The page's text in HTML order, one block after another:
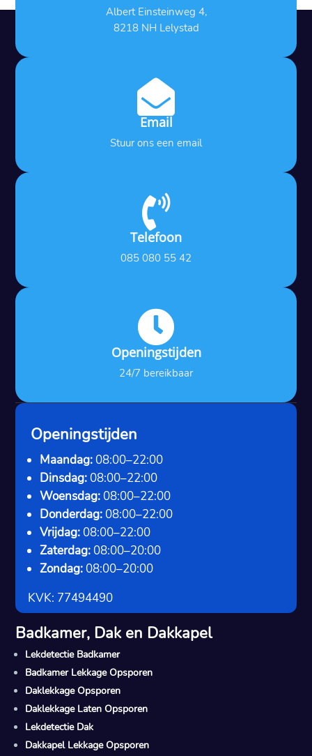
Albert Einsteinweg 4,
8218 NH Lelystad

Email
Stuur ons een email

Telefoon
085 080 55 42

Openingstijden
24/7 bereikbaar
Openingstijden
Maandag: 08:00–22:00
Dinsdag: 08:00–22:00
Woensdag: 08:00–22:00
Donderdag: 08:00–22:00
Vrijdag: 08:00–22:00
Zaterdag: 08:00–20:00
Zondag: 08:00–20:00
KVK: 77494490
Badkamer, Dak en Dakkapel
Lekdetectie Badkamer
Badkamer Lekkage Opsporen
Daklekkage Opsporen
Daklekkage Laten Opsporen
Lekdetectie Dak
Dakkapel Lekkage Opsporen